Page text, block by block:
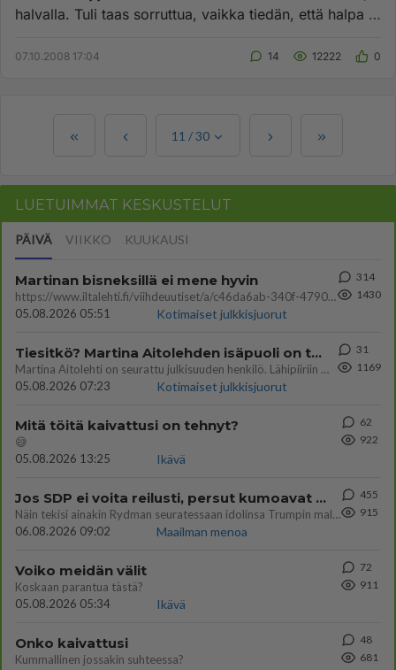
halvalla. Tuli taas sorruttua, vaikka tiedän, että halpa ja
07.10.2008 17:04 14 12222 0
11 /30
LUETUIMMAT KESKUSTELUT
PÄIVÄ VIIKKO KUUKAUSI
Martinan bisneksillä ei mene hyvin
https://www.iltalehti.fi/viihdeuutiset/a/c46da6ab-340f-4790-aaa7-0865eed2336 Yrityksen konkurssihakemus on tullut kärä
05.08.2026 05:51
Kotimaiset julkkisjuorut
314
1430
Tiesitkö? Martina Aitolehden isäpuoli on tämä suosittu laulaja
Martina Aitolehti on seurattu julkisuuden henkilö. Lähipiiriin mahtuu muitakin tunnettuja henkilöitä. Tiesitkö, että Ma
05.08.2026 07:23
Kotimaiset julkkisjuorut
31
1169
Mitä töitä kaivattusi on tehnyt?
😅
05.08.2026 13:25
Ikävä
62
922
Jos SDP ei voita reilusti, persut kumoavat demokratian Suomesta
Näin tekisi ainakin Rydman seuratessaan idolinsa Trumpin mallia https://www.is.fi/politiikka/art-2000012187244.html
06.08.2026 09:02
Maailman menoa
455
915
Voiko meidän välit
Koskaan parantua tästä?
05.08.2026 05:34
Ikävä
72
911
Onko kaivattusi
Kummallinen jossakin suhteessa?
48
681